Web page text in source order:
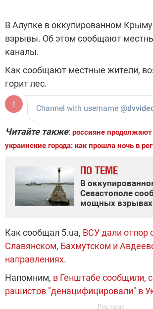
В Алупке в оккупированном
взрывы. Об этом сообщают
каналы.
Как сообщают местные жители,
горит лес.
Читайте также: россияне продолжают
украинские города: как прошла ночь в
ПО ТЕМЕ
В
Севастополе
мощных взрывах
Как сообщал 5.ua, ВСУ дали отпор
Славянском, Бахмутском и
направлениях.
Напомним, в Генштабе сообщили,
рашистов "денацифицировали" в